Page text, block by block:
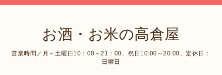
お酒・お米の高倉屋
営業時間／月～土曜日10：00～21：00、祝日10:00～20:00、定休日：
日曜日